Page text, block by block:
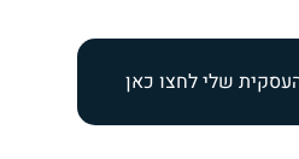
העסקית שלי לחצו כאן